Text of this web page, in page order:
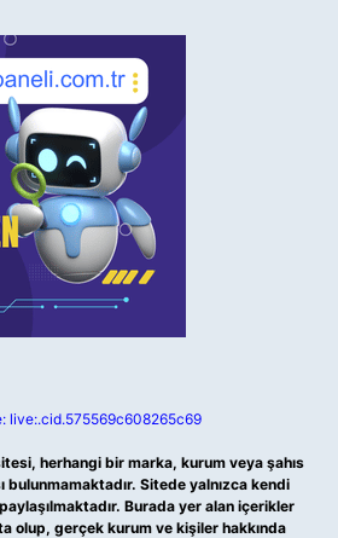
live:.cid.575569c608265c69
herhangi bir marka, kurum veya şahıs
bulunmamaktadır. Sitede yalnızca kendi
paylaşılmaktadır. Burada yer alan içerikler
olup, gerçek kurum ve kişiler hakkında